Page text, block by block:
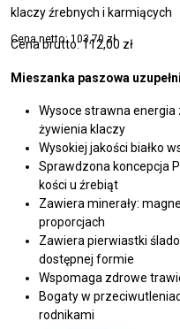
klaczy źrebnych i karmiących
Cena netto: 103,70 zł
Cena brutto:112,00 zł
Mieszanka paszowa
Wysoce strawna
żywienia klaczy
Wysokiej jakości białko
Sprawdzona koncepcja
kości u źrebiąt
Zawiera minerały:
proporcjach
Zawiera pierwiastki
dostępnej formie
Wspomaga zdrowe
Bogaty w
rodnikami